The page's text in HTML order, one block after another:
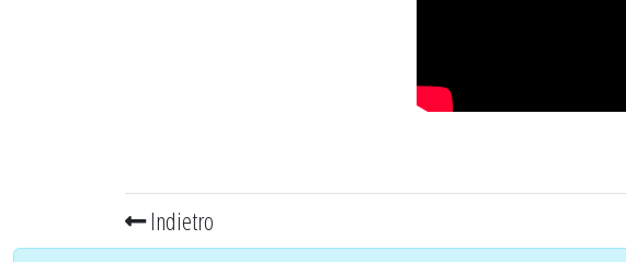
Indietro